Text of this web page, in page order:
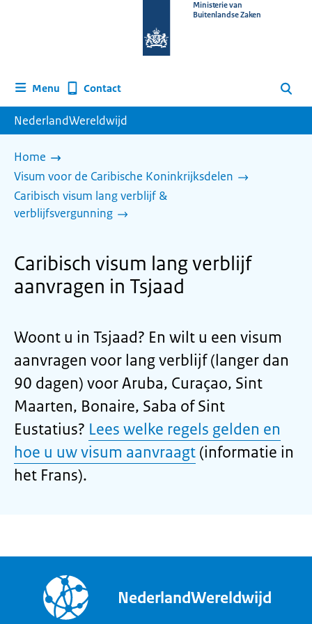
homepage
Ministerie van
Buitenlandse Zaken
Menu Contact Zoeken
NederlandWereldwijd
Home
Visum voor de Caribische Koninkrijksdelen
Caribisch visum lang verblijf &
verblijfsvergunning
Caribisch visum lang verblijf
aanvragen in Tsjaad
Woont u in Tsjaad? En wilt u een visum
aanvragen voor lang verblijf (langer dan
90 dagen) voor Aruba, Curaçao, Sint
Maarten, Bonaire, Saba of Sint
Eustatius? Lees welke regels gelden en
hoe u uw visum aanvraagt (informatie in
het Frans).
NederlandWereldwijd